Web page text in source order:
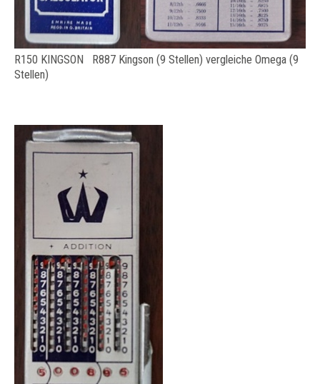
R150 KINGSON R887 Kingson (9 Stellen) vergleiche Omega (9
Stellen)